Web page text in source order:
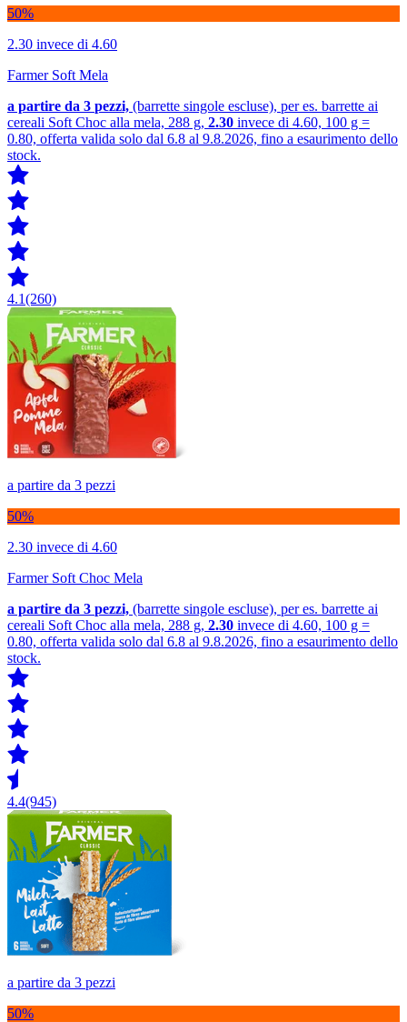
50%
2.30 invece di 4.60
Farmer Soft Mela
a partire da 3 pezzi, (barrette singole escluse), per es. barrette ai
cereali Soft Choc alla mela, 288 g, 2.30 invece di 4.60, 100 g =
0.80, offerta valida solo dal 6.8 al 9.8.2026, fino a esaurimento dello
stock.
4.1(260)
a partire da 3 pezzi
50%
2.30 invece di 4.60
Farmer Soft Choc Mela
a partire da 3 pezzi, (barrette singole escluse), per es. barrette ai
cereali Soft Choc alla mela, 288 g, 2.30 invece di 4.60, 100 g =
0.80, offerta valida solo dal 6.8 al 9.8.2026, fino a esaurimento dello
stock.
4.4(945)
a partire da 3 pezzi
50%